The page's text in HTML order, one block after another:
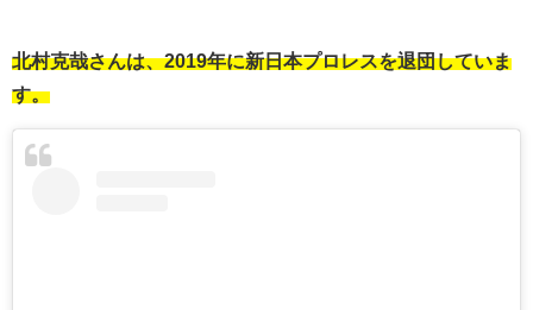
北村克哉さんは、2019年に新日本プロレスを退団していま
す。